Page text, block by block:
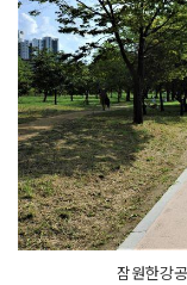
잠원한강